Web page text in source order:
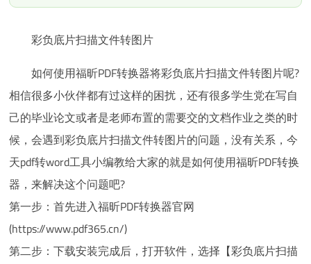
转换器
彩负底片扫描文件转图片
如何使用福昕PDF转换器将彩负底片扫描文件转图片呢?
相信很多小伙伴都有过这样的困扰，还有很多学生党在写自
己的毕业论文或者是老师布置的需要交的文档作业之类的时
候，会遇到彩负底片扫描文件转图片的问题，没有关系，今
天pdf转word工具小编教给大家的就是如何使用福昕PDF转换
器，来解决这个问题吧?
第一步：首先进入福昕PDF转换器官网
(https://www.pdf365.cn/)
第二步：下载安装完成后，打开软件，选择【彩负底片扫描